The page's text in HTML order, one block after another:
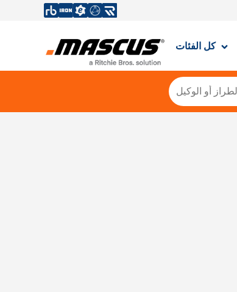
كل الفئات